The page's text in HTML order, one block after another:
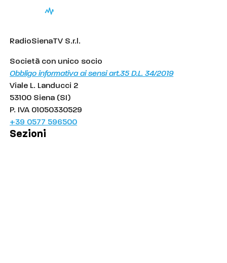
RadioSienaTV S.r.l.
Società con unico socio
Obbligo informativa ai sensi art.35 D.L. 34/2019
Viale L. Landucci 2
53100 Siena (SI)
P. IVA 01050330529
+39 0577 596500
Sezioni